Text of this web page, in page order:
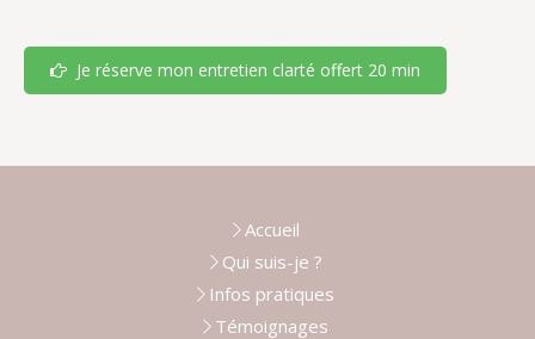
Je réserve mon entretien clarté offert 20 min
Accueil
Qui suis-je ?
Infos pratiques
Témoignages